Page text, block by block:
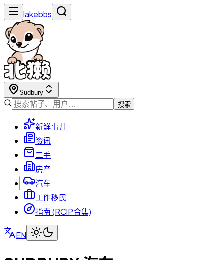
lakebbs
Sudbury
搜索
新鲜事儿
资讯
二手
房产
汽车
工作移民
指南 (RCIP合集)
EN